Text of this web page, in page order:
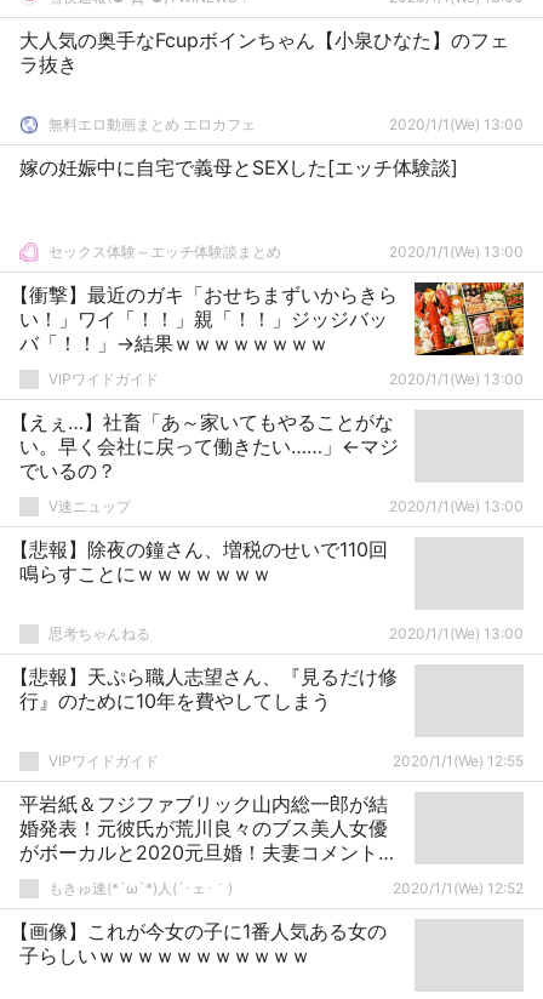
大人気の奥手なFcupボインちゃん【小泉ひなた】のフェ
ラ抜き
無料エロ動画まとめ エロカフェ 2020/1/1(We) 13:00
嫁の妊娠中に自宅で義母とSEXした[エッチ体験談]
セックス体験～エッチ体験談まとめ 2020/1/1(We) 13:00
【衝撃】最近のガキ「おせちまずいからきら
い！」ワイ「！！」親「！！」ジッジバッ
バ「！！」→結果ｗｗｗｗｗｗｗｗ
VIPワイドガイド 2020/1/1(We) 13:00
【えぇ…】社畜「あ～家いてもやることがな
い。早く会社に戻って働きたい……」←マジ
でいるの？
V速ニュップ 2020/1/1(We) 13:00
【悲報】除夜の鐘さん、増税のせいで110回
鳴らすことにｗｗｗｗｗｗｗ
思考ちゃんねる 2020/1/1(We) 13:00
【悲報】天ぷら職人志望さん、『見るだけ修
行』のために10年を費やしてしまう
VIPワイドガイド 2020/1/1(We) 12:55
平岩紙＆フジファブリック山内総一郎が結
婚発表！元彼氏が荒川良々のブス美人女優
がボーカルと2020元旦婚！夫妻コメント全
文
もきゅ速(*´ω`*)人(´･ェ･｀) 2020/1/1(We) 12:52
【画像】これが今女の子に1番人気ある女の
子らしいｗｗｗｗｗｗｗｗｗｗｗ